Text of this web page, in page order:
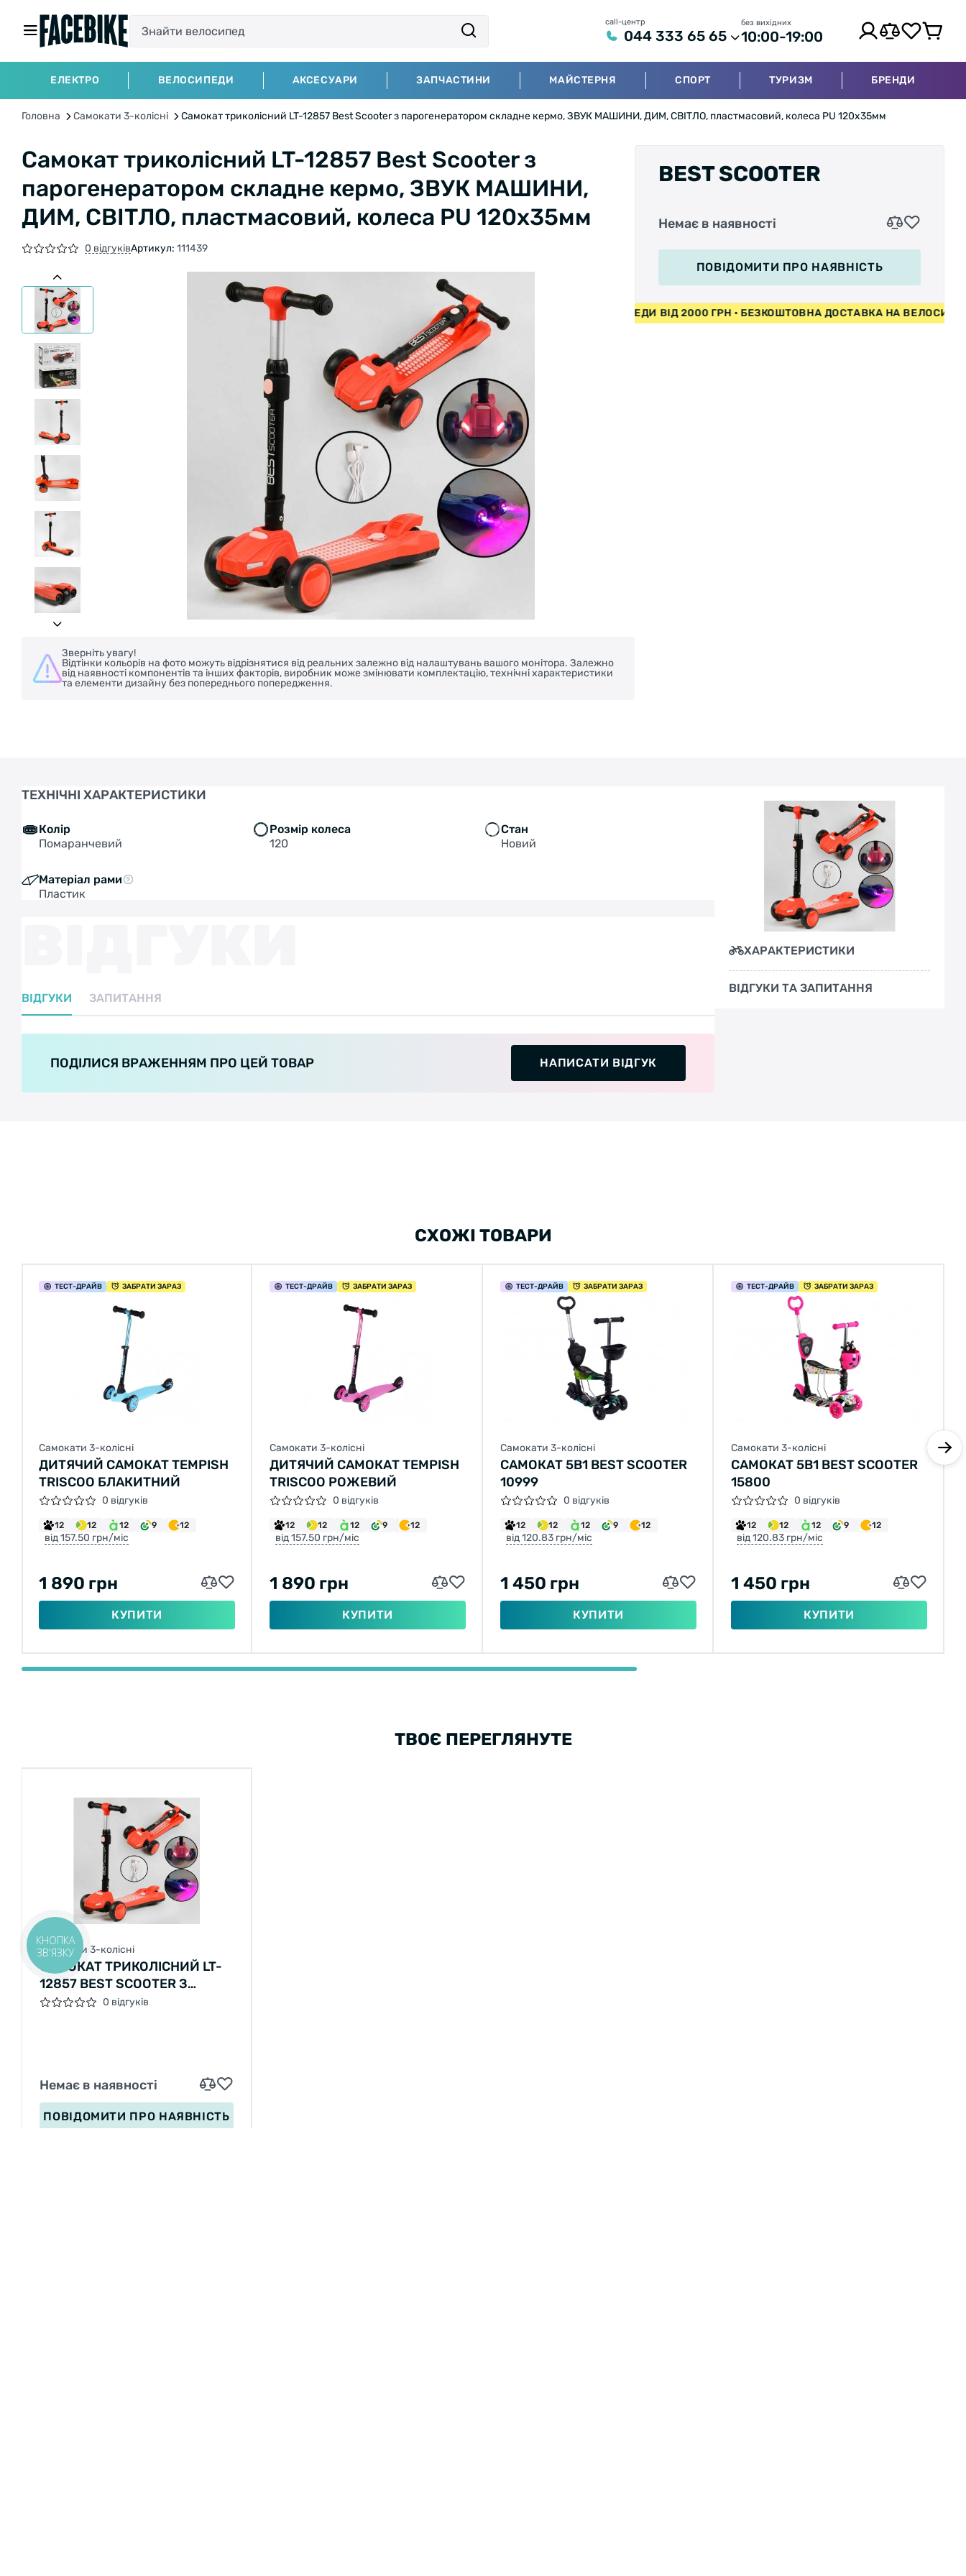
call-центр
044 333 65 65
без вихідних
10:00-19:00
ЕЛЕКТРО ВЕЛОСИПЕДИ АКСЕСУАРИ ЗАПЧАСТИНИ МАЙСТЕРНЯ СПОРТ ТУРИЗМ БРЕНДИ
Головна Самокати 3-колісні Самокат триколісний LT-12857 Best Scooter з парогенератором складне кермо, ЗВУК МАШИНИ, ДИМ, СВІТЛО, пластмасовий, колеса PU 120х35мм
Самокат триколісний LT-12857 Best Scooter з
парогенератором складне кермо, ЗВУК МАШИНИ,
ДИМ, СВІТЛО, пластмасовий, колеса PU 120х35мм
0 відгуківАртикул: 111439
Зверніть увагу!
Відтінки кольорів на фото можуть відрізнятися від реальних залежно від налаштувань вашого монітора. Залежно
від наявності компонентів та інших факторів, виробник може змінювати комплектацію, технічні характеристики
та елементи дизайну без попереднього попередження.
BEST SCOOTER
Немає в наявності
ПОВІДОМИТИ ПРО НАЯВНІСТЬ
БЕЗКОШТОВНА ДОСТАВКА НА ВЕЛОСИПЕДИ ВІД 2000 ГРН • БЕЗКОШТОВНА ДОСТАВКА НА ВЕЛОСИПЕДИ ВІД 2000 ГРН • БЕЗКОШТОВНА ДОСТАВКА НА
ТЕХНІЧНІ ХАРАКТЕРИСТИКИ
Колір
Помаранчевий
Розмір колеса
120
Стан
Новий
Матеріал рами
Пластик
ВІДГУКИ ЗАПИТАННЯ
ПОДІЛИСЯ ВРАЖЕННЯМ ПРО ЦЕЙ ТОВАР НАПИСАТИ ВІДГУК
ХАРАКТЕРИСТИКИ
ВІДГУКИ ТА ЗАПИТАННЯ
СХОЖІ ТОВАРИ
ТЕСТ-ДРАЙВ ЗАБРАТИ ЗАРАЗ
Самокати 3-колісні
ДИТЯЧИЙ САМОКАТ TEMPISH
TRISCOO БЛАКИТНИЙ
0 відгуків
12 12 12 9 12
від 157.50 грн/міс
1 890 грн
КУПИТИ
ТЕСТ-ДРАЙВ ЗАБРАТИ ЗАРАЗ
Самокати 3-колісні
ДИТЯЧИЙ САМОКАТ TEMPISH
TRISCOO РОЖЕВИЙ
0 відгуків
12 12 12 9 12
від 157.50 грн/міс
1 890 грн
КУПИТИ
ТЕСТ-ДРАЙВ ЗАБРАТИ ЗАРАЗ
Самокати 3-колісні
САМОКАТ 5В1 BEST SCOOTER
10999
0 відгуків
12 12 12 9 12
від 120.83 грн/міс
1 450 грн
КУПИТИ
ТЕСТ-ДРАЙВ ЗАБРАТИ ЗАРАЗ
Самокати 3-колісні
САМОКАТ 5В1 BEST SCOOTER
15800
0 відгуків
12 12 12 9 12
від 120.83 грн/міс
1 450 грн
КУПИТИ
ТВОЄ ПЕРЕГЛЯНУТЕ
Самокати 3-колісні
САМОКАТ ТРИКОЛІСНИЙ LT-
12857 BEST SCOOTER З
ПАРОГЕНЕРАТОРОМ
0 відгуків
Немає в наявності
ПОВІДОМИТИ ПРО НАЯВНІСТЬ
КНОПКА
ЗВ'ЯЗКУ